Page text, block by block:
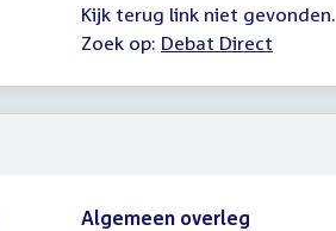
Kijk terug link niet gevonden.
Zoek op: Debat Direct
Algemeen overleg